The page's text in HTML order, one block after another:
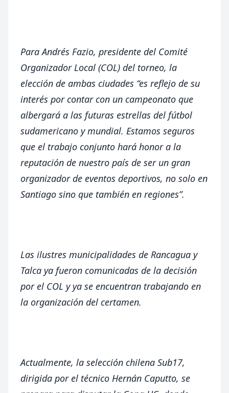
Para Andrés Fazio, presidente del Comité
Organizador Local (COL) del torneo, la
elección de ambas ciudades “es reflejo de su
interés por contar con un campeonato que
albergará a las futuras estrellas del fútbol
sudamericano y mundial. Estamos seguros
que el trabajo conjunto hará honor a la
reputación de nuestro país de ser un gran
organizador de eventos deportivos, no solo en
Santiago sino que también en regiones”.
Las ilustres municipalidades de Rancagua y
Talca ya fueron comunicadas de la decisión
por el COL y ya se encuentran trabajando en
la organización del certamen.
Actualmente, la selección chilena Sub17,
dirigida por el técnico Hernán Caputto, se